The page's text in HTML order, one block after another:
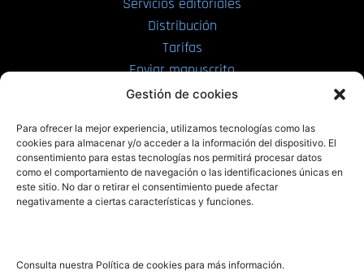
Gestión de cookies
Para ofrecer la mejor experiencia, utilizamos tecnologías como las
cookies para almacenar y/o acceder a la información del dispositivo. El
consentimiento para estas tecnologías nos permitirá procesar datos
como el comportamiento de navegación o las identificaciones únicas en
este sitio. No dar o retirar el consentimiento puede afectar
negativamente a ciertas características y funciones.
Consulta nuestra Política de cookies para más información.
Distribución
Tarifas
Enviar manuscrito
PRL | Media
PRL | Films
PRL | Play
PRL | LAB